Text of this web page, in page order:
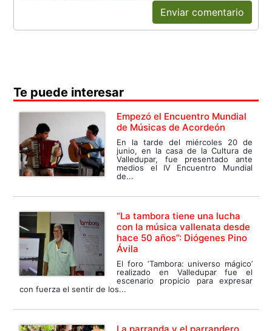
Enviar comentario
Te puede interesar
Empezó el Encuentro Mundial
de Músicas de Acordeón
En la tarde del miércoles 20 de
junio, en la casa de la Cultura de
Valledupar, fue presentado ante
medios el IV Encuentro Mundial
de...
“La tambora tiene una lucha
con la música vallenata desde
hace 50 años”: Diógenes Pino
Ávila
El foro ‘Tambora: universo mágico’
realizado en Valledupar fue el
escenario propicio para expresar
con fuerza el sentir de los...